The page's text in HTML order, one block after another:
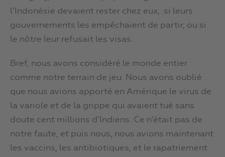
l’Indonésie devaient rester chez eux, si leurs
gouvernements les empêchaient de partir, ou si
le nôtre leur refusait les visas.
Bref, nous avons considéré le monde entier
comme notre terrain de jeu. Nous avons oublié
que nous avions apporté en Amérique le virus de
la variole et de la grippe qui avaient tué sans
doute cent millions d’Indiens. Ce n’était pas de
notre faute, et puis nous, nous avions maintenant
les vaccins, les antibiotiques, et le rapatriement